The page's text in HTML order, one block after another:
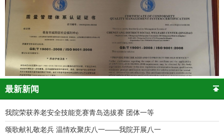
最新新闻
我院荣获养老安全技能竞赛青岛选拔赛 团体一等
颂歌献礼敬老兵 温情欢聚庆八一——我院开展八一